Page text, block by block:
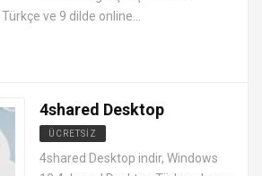
ve 9 dilde online...
4shared Desktop
ÜCRETSIZ
DOSYA TRANSFER PROGRAMLARI
4shared Desktop indir, Windows